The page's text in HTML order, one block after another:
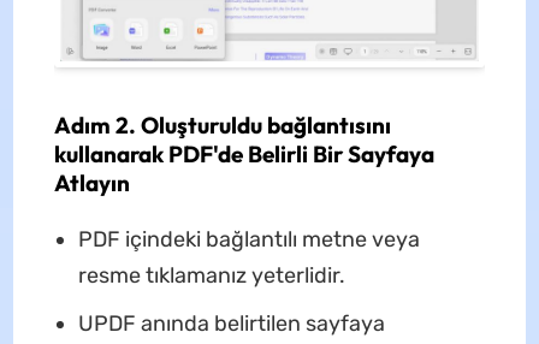
Adım 2. Oluşturuldu bağlantısını
kullanarak PDF'de Belirli Bir Sayfaya
Atlayın
PDF içindeki bağlantılı metne veya
resme tıklamanız yeterlidir.
UPDF anında belirtilen sayfaya